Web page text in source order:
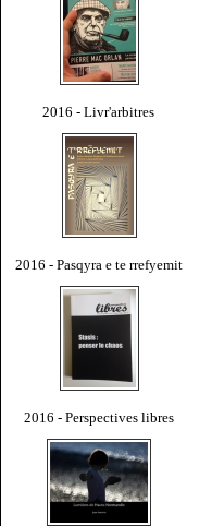
2016 - Livr'arbitres
2016 - Pasqyra e te rrefyemit
2016 - Perspectives libres